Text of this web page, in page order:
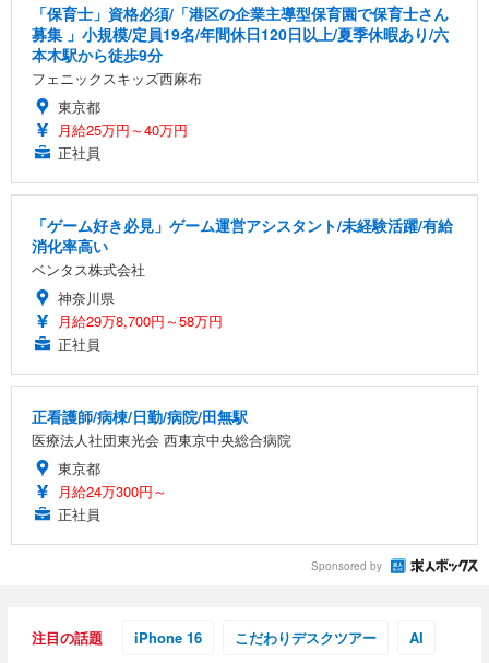
「保育士」資格必須/「港区の企業主導型保育園で保育士さん
募集 」小規模/定員19名/年間休日120日以上/夏季休暇あり/六
本木駅から徒歩9分
フェニックスキッズ西麻布
東京都
月給25万円～40万円
正社員
「ゲーム好き必見」ゲーム運営アシスタント/未経験活躍/有給
消化率高い
ベンタス株式会社
神奈川県
月給29万8,700円～58万円
正社員
正看護師/病棟/日勤/病院/田無駅
医療法人社団東光会 西東京中央総合病院
東京都
月給24万300円～
正社員
Sponsored by
注目の話題 iPhone 16 こだわりデスクツアー AI